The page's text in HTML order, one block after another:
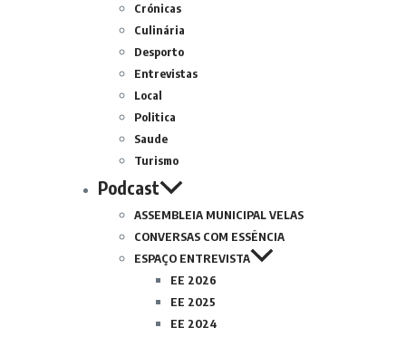
Crónicas
Culinária
Desporto
Entrevistas
Local
Politica
Saude
Turismo
Podcast
ASSEMBLEIA MUNICIPAL VELAS
CONVERSAS COM ESSÊNCIA
ESPAÇO ENTREVISTA
EE 2026
EE 2025
EE 2024